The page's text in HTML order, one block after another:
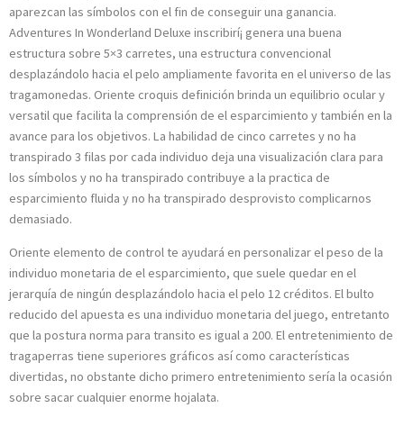
aparezcan las símbolos con el fin de conseguir una ganancia.
Adventures In Wonderland Deluxe inscribirí¡ genera una buena
estructura sobre 5×3 carretes, una estructura convencional
desplazándolo hacia el pelo ampliamente favorita en el universo de las
tragamonedas. Oriente croquis definición brinda un equilibrio ocular y
versatil que facilita la comprensión de el esparcimiento y también en la
avance para los objetivos. La habilidad de cinco carretes y no ha
transpirado 3 filas por cada individuo deja una visualización clara para
los símbolos y no ha transpirado contribuye a la practica de
esparcimiento fluida y no ha transpirado desprovisto complicarnos
demasiado.
Oriente elemento de control te ayudará en personalizar el peso de la
individuo monetaria de el esparcimiento, que suele quedar en el
jerarquía de ningún desplazándolo hacia el pelo 12 créditos. El bulto
reducido del apuesta es una individuo monetaria del juego, entretanto
que la postura norma para transito es igual a 200. El entretenimiento de
tragaperras tiene superiores gráficos así­ como características
divertidas, no obstante dicho primero entretenimiento serí­a la ocasión
sobre sacar cualquier enorme hojalata.